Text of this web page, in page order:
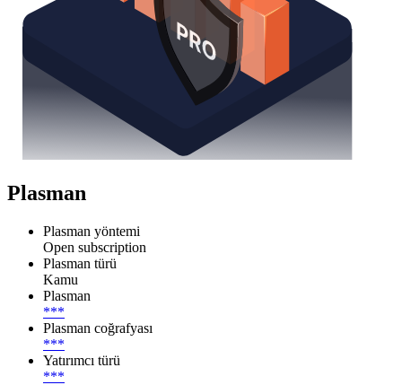
Plasman
Plasman yöntemi
Open subscription
Plasman türü
Kamu
Plasman
***
Plasman coğrafyası
***
Yatırımcı türü
***